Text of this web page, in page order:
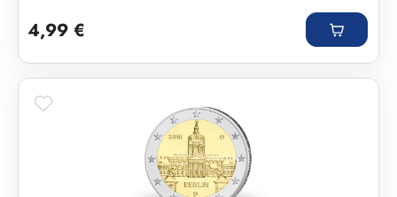
4,99 €